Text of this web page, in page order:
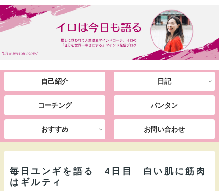
自己紹介 日記
コーチング バンタン
おすすめ お問い合わせ
毎日ユンギを語る 4日目 白い肌に筋肉
はギルティ